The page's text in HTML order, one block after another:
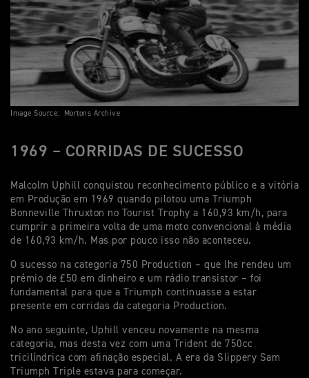
Image Source: Mortons Archive
1969 – CORRIDAS DE SUCESSO
Malcolm Uphill conquistou reconhecimento público e a vitória
em Produção em 1969 quando pilotou uma Triumph
Bonneville Thruxton no Tourist Trophy a 160,93 km/h, para
cumprir a primeira volta de uma moto convencional à média
de 160,93 km/h. Mas por pouco isso não aconteceu.
O sucesso na categoria 750 Production – que lhe rendeu um
prémio de £50 em dinheiro e um rádio transistor – foi
fundamental para que a Triumph continuasse a estar
presente em corridas da categoria Production.
No ano seguinte, Uphill venceu novamente na mesma
categoria, mas desta vez com uma Trident de 750cc
tricilíndrica com afinação especial. A era da Slippery Sam
Triumph Triple estava para começar.